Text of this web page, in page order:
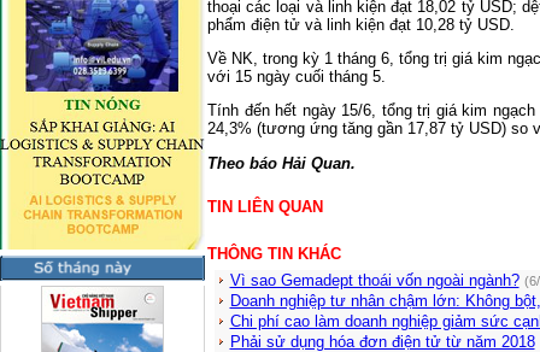
thoại các loại và linh kiện đạt 18,02 tỷ USD;
phẩm điện tử và linh kiện đạt 10,28 tỷ USD.
Về NK, trong kỳ 1 tháng 6, tổng trị giá kim
với 15 ngày cuối tháng 5.
Tính đến hết ngày 15/6, tổng trị giá kim
24,3% (tương ứng tăng gần 17,87 tỷ USD) so
Theo báo Hải Quan.
TIN LIÊN QUAN
THÔNG TIN KHÁC
Vì sao Gemadept thoái vốn ngoài ngành?
Doanh nghiệp tư nhân chậm lớn: Không
Chi phí cao làm doanh nghiệp giảm sức
Phải sử dụng hóa đơn điện tử từ năm 2018